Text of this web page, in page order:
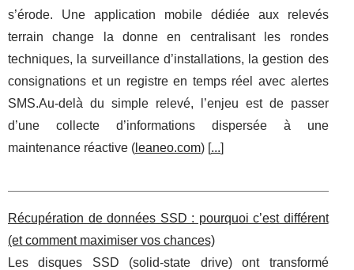
s’érode. Une application mobile dédiée aux relevés
terrain change la donne en centralisant les rondes
techniques, la surveillance d’installations, la gestion des
consignations et un registre en temps réel avec alertes
SMS.Au-delà du simple relevé, l’enjeu est de passer
d’une collecte d’informations dispersée à une
maintenance réactive ( leaneo.com) [...]
Récupération de données SSD : pourquoi c’est différent
(et comment maximiser vos chances)
Les disques SSD (solid-state drive) ont transformé